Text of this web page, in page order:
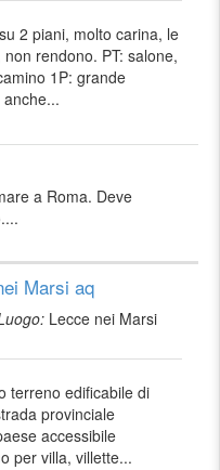
2 piani, molto carina, le
rendono. PT: salone,
1P: grande
a Roma. Deve
Marsi aq
Lecce nei Marsi
terreno edificabile di
provinciale
accessibile
per villa, villette...